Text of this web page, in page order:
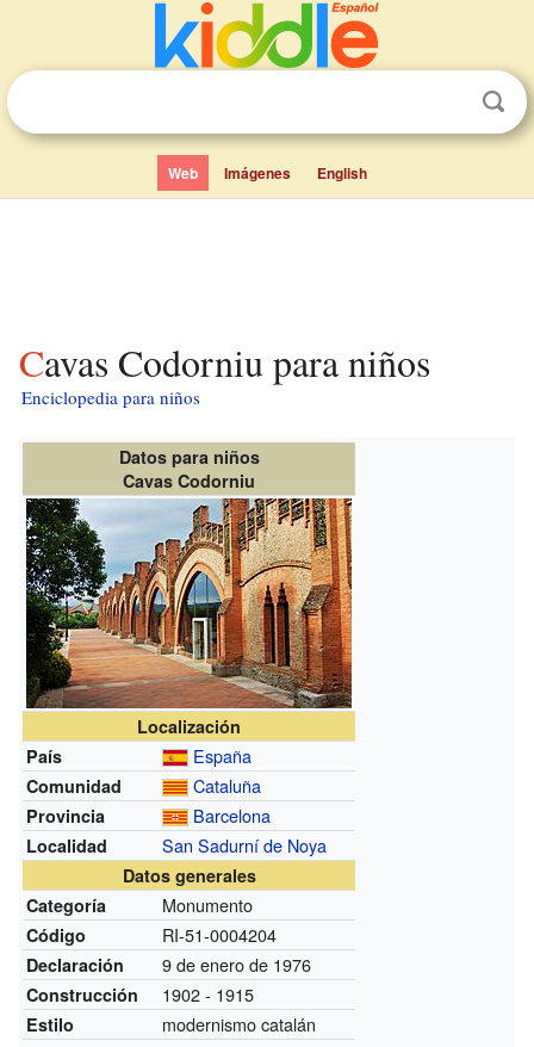
Web Imágenes English
Cavas Codorniu para niños
Enciclopedia para niños
Datos para niños
Cavas Codorniu
Localización
País
España
Comunidad Cataluña
Provincia Barcelona
Localidad San Sadurní de Noya
Datos generales
Categoría
Monumento
Código RI-51-0004204
Declaración 9 de enero de 1976
Construcción 1902 - 1915
Estilo modernismo catalán